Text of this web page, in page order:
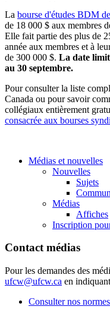
La bourse d'études BDM
de 18 000 $ aux membres
Elle fait partie des plus de
année aux membres et à
de 300 000 $. La date
au 30 septembre.
Pour consulter la liste
Canada ou pour savoir
collégiaux entièrement
consacrée aux bourses
Médias et nouvelles
Nouvelles
Sujets
Médias
Affiches
Inscription
Contact médias
Pour les demandes des
ufcw@ufcw.ca en
Consulter nos